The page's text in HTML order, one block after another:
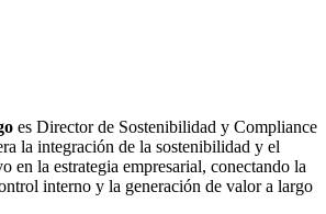
es Director de Sostenibilidad y Compliance
la integración de la sostenibilidad y el
en la estrategia empresarial, conectando la
interno y la generación de valor a largo